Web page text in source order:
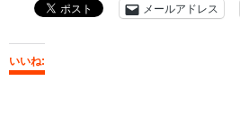
メールアドレス
いいね: